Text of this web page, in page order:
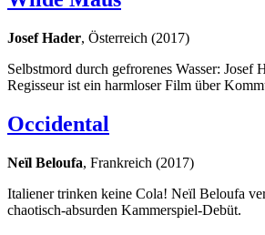
Josef Hader, Österreich (2017)
Selbstmord durch gefrorenes Wasser: Josef
Regisseur ist ein harmloser Film über
Occidental
Neïl Beloufa, Frankreich (2017)
Italiener trinken keine Cola! Neïl Beloufa
chaotisch-absurden Kammerspiel-Debüt.